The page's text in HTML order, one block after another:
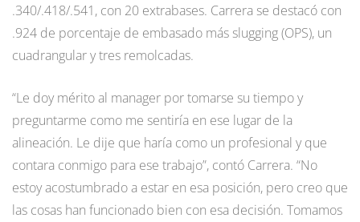
.340/.418/.541, con 20 extrabases. Carrera se destacó con
.924 de porcentaje de embasado más slugging (OPS), un
cuadrangular y tres remolcadas.
“Le doy mérito al manager por tomarse su tiempo y
preguntarme como me sentiría en ese lugar de la
alineación. Le dije que haría como un profesional y que
contara conmigo para ese trabajo”, contó Carrera. “No
estoy acostumbrado a estar en esa posición, pero creo que
las cosas han funcionado bien con esa decisión. Tomamos